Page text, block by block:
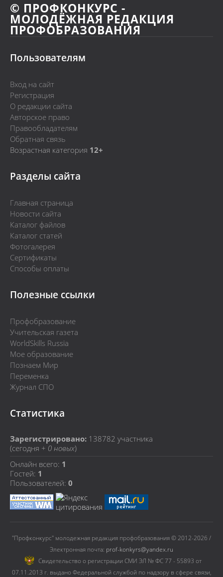
© ПРОФКОНКУРС -
МОЛОДЁЖНАЯ РЕДАКЦИЯ
ПРОФОБРАЗОВАНИЯ
Пользователям
Вход на сайт
Регистрация
О редакции сайта
Авторское право
Правообладателям
Обратная связь
Возрастная категория 12+
Разделы сайта
Главная страница
Новости сайта
Каталог файлов
Каталог статей
Фотогалерея
Сертификаты
Способы оплаты
Полезные ссылки
Профобразование
Учительская газета
WorldSkills Russia
Мое образование
Познаем Мир
Переменка
Журнал СПО
Статистика
Зарегистрировано: 138782 участника
(сегодня + 0 новых)
Онлайн всего: 1
Гостей: 1
Пользователей: 0
"Профконкурс" молодежная редакция профобразования © 2012-2026 /
Электронная почта: prof-konkyrs@yandex.ru
Cвидетельство о регистрации СМИ ЭЛ № ФС 77 - 55893 от
07.11.2013 г. выдано Федеральной службой по надзору в сфере связи,